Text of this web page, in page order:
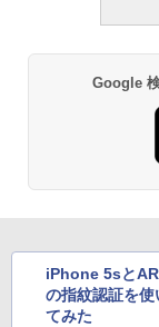
Google
iPhone 5sと
の指紋認証を使
てみた